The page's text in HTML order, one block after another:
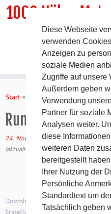
Inhalt
1000
DER
Start » Kartenmaterial »
Runtastic 800hmr
24. November 2018 inKartenmaterial
(aktualisiert am30. August 2019 )
Download 186Dateigröße967.37 KB
Erstellungsdatum24. November
Diese Webseite
verwenden
Anzeigen zu
soziale Medien
Zugriffe auf unsere
Außerdem geben
Verwendung
Partner für soziale
Analysen weiter.
diese
weiteren Daten
bereitgestellt
Ihrer Nutzung der
Persönliche
Standardtext um
Tatsächlich geben